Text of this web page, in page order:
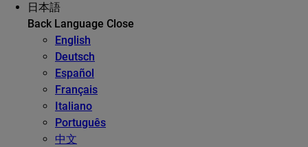
日本語
Back Language Close
English
Deutsch
Español
Français
Italiano
Português
中文